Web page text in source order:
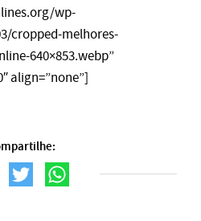
wp-
cropped-melhores-
640×853.webp”
align=”none”]